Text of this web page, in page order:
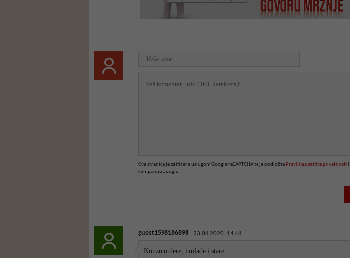
Ova stranica je zaštićena uslugom Google reCAPTCHA te je podložna Pravilima zaštite privatnostii
kompanije Google.
guest1598186898 23.08.2020. 14:48
Konzum dere, i mlade i stare.